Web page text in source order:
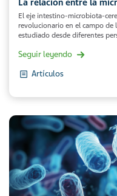
El eje intestino-microbiota-
revolucionario en el campo de
estudiado desde diferentes
Seguir leyendo
Artículos